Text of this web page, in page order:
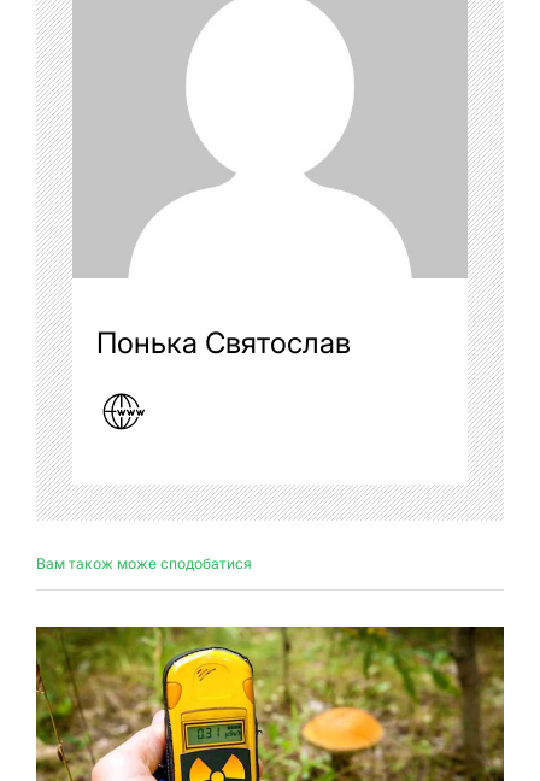
Понька Святослав
Вам також може сподобатися